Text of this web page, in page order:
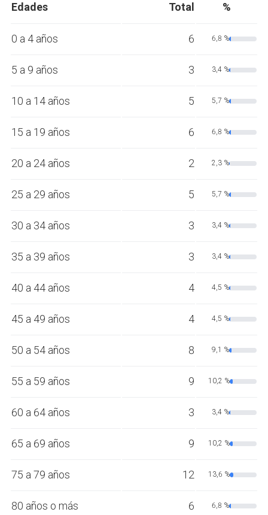
Edades Total %
0 a 4 años 6 6,8 %
5 a 9 años 3 3,4 %
10 a 14 años 5 5,7 %
15 a 19 años 6 6,8 %
20 a 24 años 2 2,3 %
25 a 29 años 5 5,7 %
30 a 34 años 3 3,4 %
35 a 39 años 3 3,4 %
40 a 44 años 4 4,5 %
45 a 49 años 4 4,5 %
50 a 54 años 8 9,1 %
55 a 59 años 9 10,2 %
60 a 64 años 3 3,4 %
65 a 69 años 9 10,2 %
75 a 79 años 12 13,6 %
80 años o más 6 6,8 %